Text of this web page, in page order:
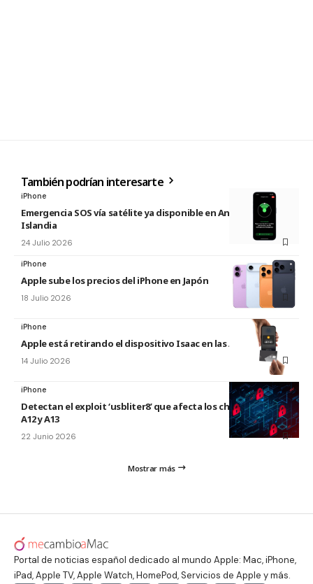
También podrían interesarte
iPhone
Emergencia SOS vía satélite ya disponible en Andorra e
Islandia
24 Julio 2026
iPhone
Apple sube los precios del iPhone en Japón
18 Julio 2026
iPhone
Apple está retirando el dispositivo Isaac en las Apple Store
14 Julio 2026
iPhone
Detectan el exploit ‘usbliter8’ que afecta los chips de Apple
A12 y A13
22 Junio 2026
Mostrar más
Portal de noticias español dedicado al mundo Apple: Mac, iPhone,
iPad, Apple TV, Apple Watch, HomePod, Servicios de Apple y más.